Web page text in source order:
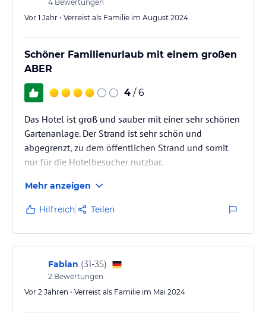
4 Bewertungen
Vor 1 Jahr • Verreist als Familie im August 2024
Schöner Familienurlaub mit einem großen
ABER
4 / 6
Das Hotel ist groß und sauber mit einer sehr schönen
Gartenanlage. Der Strand ist sehr schön und
abgegrenzt, zu dem öffentlichen Strand und somit
nur für die Hotelbesucher nutzbar.
extrem. Im „La Roca“ wird kubanische Musik gespielt,
welche man bis zum Strand hört. Gefiel mir sehr.
Dann wird vormittags eine große Box am Strand
aufgebaut, wo gemischte Trance Musik lautstark für
die Wassergymnastik am Strand benötigt wird.
Beschallung von hinten und vorne. Und dann gibt…
Mehr anzeigen
Hilfreich Teilen
Fabian (31-35)
2 Bewertungen
Vor 2 Jahren • Verreist als Familie im Mai 2024